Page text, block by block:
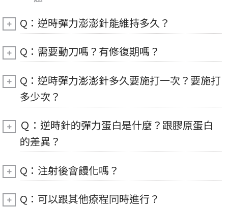
Q：逆時彈力澎澎針能維持多久？
Q：需要動刀嗎？有修復期嗎？
Q：逆時彈力澎澎針多久要施打一次？要施打
多少次？
Ｑ：逆時針的彈力蛋白是什麼？跟膠原蛋白
的差異？
Q：注射後會饅化嗎？
Q：可以跟其他療程同時進行？